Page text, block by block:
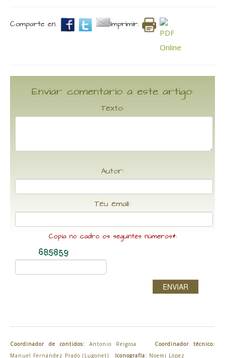
Comparte en. Imprimir.
Enviar comentario a este artigo:
Texto:
Autor:
Teu email:
Copia no cadro os seguintes números*:
ENVIAR
Coordinador de contidos: Antonio Reigosa Coordinador técnico:
Manuel Fernández Prado (Lugonet) Iconografía: Noemí López